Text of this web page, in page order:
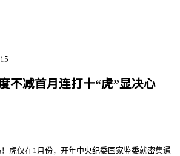
不减首月连打十“虎”显决心
虎仅在1月份，开年中央纪委国家监委就密集通